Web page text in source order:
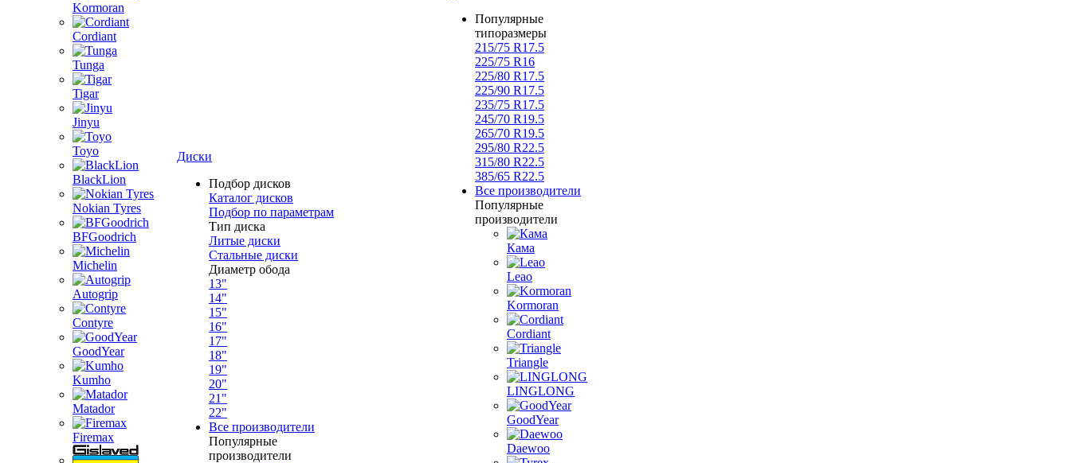
Kormoran
Cordiant
Tunga
Tigar
Jinyu
Toyo
BlackLion
Nokian Tyres
BFGoodrich
Michelin
Autogrip
Contyre
GoodYear
Kumho
Matador
Firemax
Диски
Подбор дисков
Каталог дисков
Подбор по параметрам
Тип диска
Литые диски
Стальные диски
Диаметр обода
13"
14"
15"
16"
17"
18"
19"
20"
21"
22"
Все производители
Популярные
производители
Популярные
типоразмеры
215/75 R17.5
225/75 R16
225/80 R17.5
225/90 R17.5
235/75 R17.5
245/70 R19.5
265/70 R19.5
295/80 R22.5
315/80 R22.5
385/65 R22.5
Все производители
Популярные
производители
Кама
Leao
Kormoran
Cordiant
Triangle
LINGLONG
GoodYear
Daewoo